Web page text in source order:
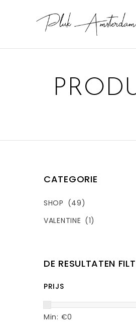
CATEGORIE
SHOP (49)
VALENTINE (1)
DE RESULTATEN
PRIJS
Min: €0